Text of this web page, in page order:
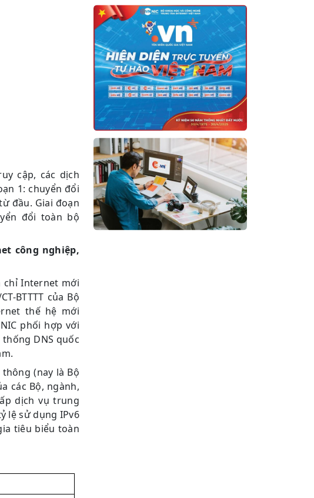
cập, các dịch
1: chuyển đổi
đầu. Giai đoạn
đổi toàn bộ
công nghiệp,
chỉ Internet mới
BTTTT của Bộ
thế hệ mới
phối hợp với
DNS quốc
(nay là Bộ
các Bộ, ngành,
dịch vụ trung
lệ sử dụng IPv6
tiêu biểu toàn